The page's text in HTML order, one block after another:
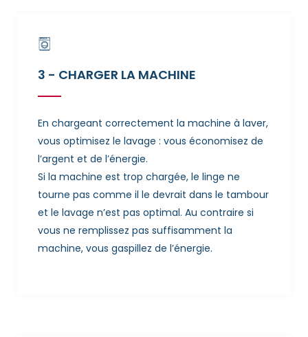
3 - CHARGER LA MACHINE
En chargeant correctement la machine à laver,
vous optimisez le lavage : vous économisez de
l’argent et de l’énergie.
Si la machine est trop chargée, le linge ne
tourne pas comme il le devrait dans le tambour
et le lavage n’est pas optimal. Au contraire si
vous ne remplissez pas suffisamment la
machine, vous gaspillez de l’énergie.